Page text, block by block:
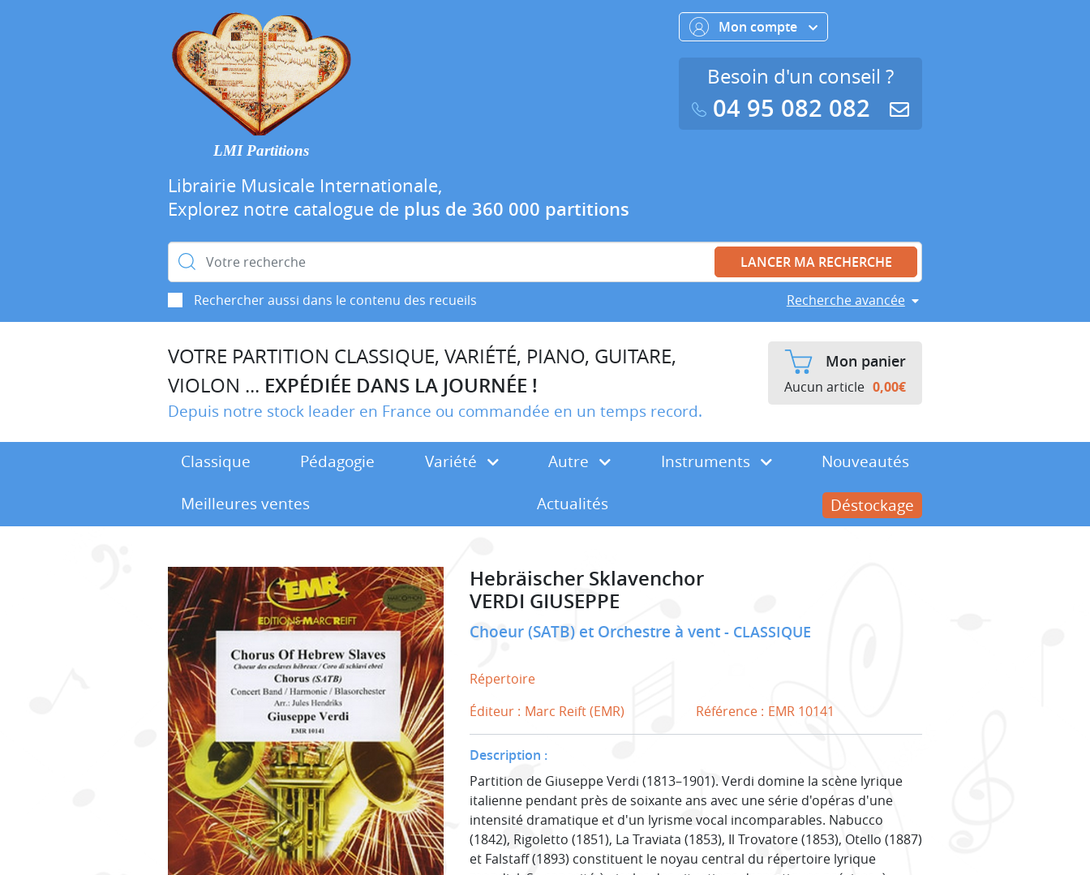
LMI Partitions
Librairie Musicale Internationale,
Explorez notre catalogue de plus de 360 000 partitions
Rechercher :
Rechercher aussi dans le contenu des recueils Recherche avancée
Mon compte
Besoin d'un conseil ?
04 95 082 082
VOTRE PARTITION CLASSIQUE, VARIÉTÉ, PIANO, GUITARE,
VIOLON ... EXPÉDIÉE DANS LA JOURNÉE !
Depuis notre stock leader en France ou commandée en un temps record.
Mon panier
Aucun article 0,00€
Classique Pédagogie Variété Autre Instruments
Nouveautés
Meilleures ventes
Actualités Déstockage
Hebräischer Sklavenchor
VERDI GIUSEPPE
Choeur (SATB) et Orchestre à vent CLASSIQUE
Répertoire
Éditeur : Marc Reift (EMR) Référence : EMR 10141
Description :
Partition de Giuseppe Verdi (1813–1901). Verdi domine la scène lyrique
italienne pendant près de soixante ans avec une série d'opéras d'une
intensité dramatique et d'un lyrisme vocal incomparables. Nabucco
(1842), Rigoletto (1851), La Traviata (1853), Il Trovatore (1853), Otello (1887)
et Falstaff (1893) constituent le noyau central du répertoire lyrique